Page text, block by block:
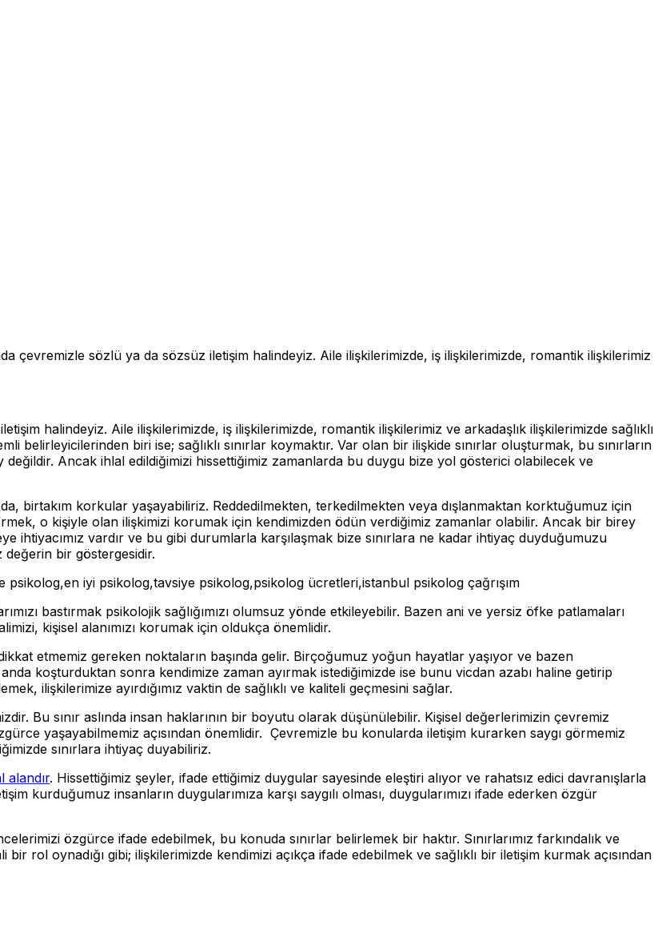
çevremizle sözlü ya da sözsüz iletişim halindeyiz. Aile ilişkilerimizde, iş ilişkilerimizde, romantik ilişkilerimiz
halindeyiz. Aile ilişkilerimizde, iş ilişkilerimizde, romantik ilişkilerimiz ve arkadaşlık ilişkilerimizde sağlıklı
belirleyicilerinden biri ise; sağlıklı sınırlar koymaktır. Var olan bir ilişkide sınırlar oluşturmak, bu sınırların
Ancak ihlal edildiğimizi hissettiğimiz zamanlarda bu duygu bize yol gösterici olabilecek ve
birtakım korkular yaşayabiliriz. Reddedilmekten, terkedilmekten veya dışlanmaktan korktuğumuz için
o kişiyle olan ilişkimizi korumak için kendimizden ödün verdiğimiz zamanlar olabilir. Ancak bir birey
ihtiyacımız vardır ve bu gibi durumlarla karşılaşmak bize sınırlara ne kadar ihtiyaç duyduğumuzu
değerin bir göstergesidir.
iyi psikolog,tavsiye psikolog,psikolog ücretleri,istanbul psikolog çağrışım
bastırmak psikolojik sağlığımızı olumsuz yönde etkileyebilir. Bazen ani ve yersiz öfke patlamaları
kişisel alanımızı korumak için oldukça önemlidir.
dikkat etmemiz gereken noktaların başında gelir. Birçoğumuz yoğun hayatlar yaşıyor ve bazen
koşturduktan sonra kendimize zaman ayırmak istediğimizde ise bunu vicdan azabı haline getirip
ilişkilerimize ayırdığımız vaktin de sağlıklı ve kaliteli geçmesini sağlar.
Bu sınır aslında insan haklarının bir boyutu olarak düşünülebilir. Kişisel değerlerimizin çevremiz
yaşayabilmemiz açısından önemlidir. Çevremizle bu konularda iletişim kurarken saygı görmemiz
sınırlara ihtiyaç duyabiliriz.
alandır. Hissettiğimiz şeyler, ifade ettiğimiz duygular sayesinde eleştiri alıyor ve rahatsız edici davranışlarla
kurduğumuz insanların duygularımıza karşı saygılı olması, duygularımızı ifade ederken özgür
özgürce ifade edebilmek, bu konuda sınırlar belirlemek bir haktır. Sınırlarımız farkındalık ve
rol oynadığı gibi; ilişkilerimizde kendimizi açıkça ifade edebilmek ve sağlıklı bir iletişim kurmak açısından